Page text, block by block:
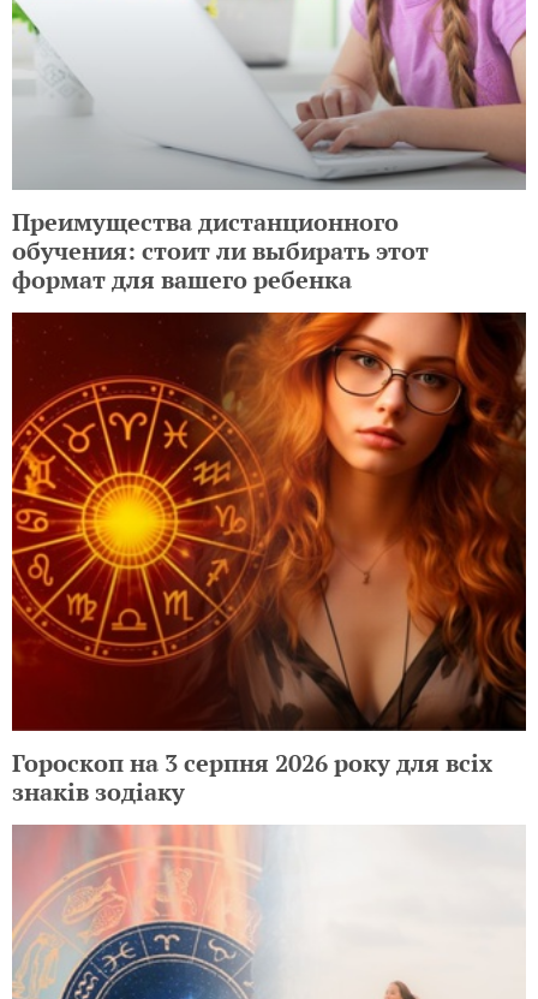
Преимущества дистанционного
обучения: стоит ли выбирать этот
формат для вашего ребенка
Гороскоп на 3 серпня 2026 року для всіх
знаків зодіаку